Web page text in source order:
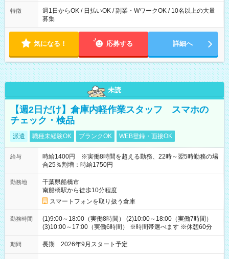
特徴
週1日からOK / 日払いOK / 副業・WワークOK / 10名以上の大量
募集
気になる！ 応募する 詳細へ
未読
【週2日だけ】倉庫内軽作業スタッフ スマホの
チェック・検品
派遣 職種未経験OK ブランクOK WEB登録・面接OK
給与
時給1400円 ※実働8時間を超える勤務、22時～翌5時勤務の場
合25％割増：時給1750円
勤務地
千葉県船橋市
南船橋駅から徒歩10分程度
スマートフォンを取り扱う倉庫
勤務時間
(1)9:00～18:00（実働8時間） (2)10:00～18:00（実働7時間）
(3)10:00～17:00（実働6時間） ※時間帯選べます ※休憩60分
期間 長期 2026年9月スタート予定